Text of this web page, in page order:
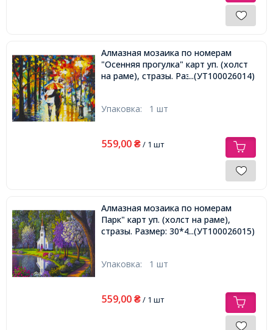
Алмазная мозаика по номерам
"Осенняя прогулка" карт уп. (холст
на раме), стразы. Размер: 30*40 см
...(УТ100026014)
Упаковка: 1 шт
559,00 ₴/ 1 шт
Алмазная мозаика по номерам
Парк" карт уп. (холст на раме),
стразы. Размер: 30*40 см...(УТ100026015)
Упаковка: 1 шт
559,00 ₴/ 1 шт